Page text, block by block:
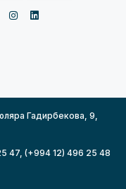
Гадирбекова, 9,
47, (+994 12) 496 25 48